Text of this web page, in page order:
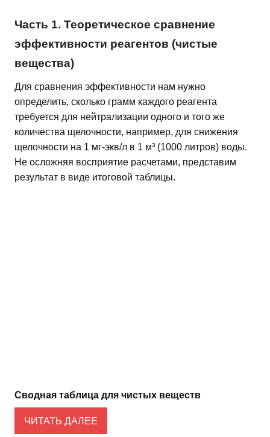
Часть 1. Теоретическое сравнение
эффективности реагентов (чистые
вещества)
Для сравнения эффективности нам нужно
определить, сколько грамм каждого реагента
требуется для нейтрализации одного и того же
количества щелочности, например, для снижения
щелочности на 1 мг-экв/л в 1 м³ (1000 литров) воды.
Не осложняя восприятие расчетами, представим
результат в виде итоговой таблицы.
Сводная таблица для чистых веществ
ЧИТАТЬ ДАЛЕЕ